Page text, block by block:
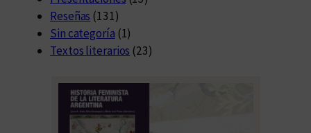
Reseñas (131)
Sin categoría (1)
Textos literarios (23)